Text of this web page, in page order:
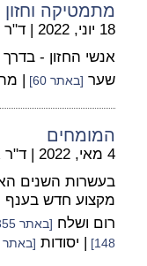
מתמטיקה וחזון
18 יוני, 2022 | ד"ר
אנשי החזון -
שער [באתר 60] |
המומחים
4 מאי, 2022 | ד"ר
בעשרות השנים
מקצוע חדש בענף
רום ושלח [באתר 355]
148]
| יסודות [באתר 249]